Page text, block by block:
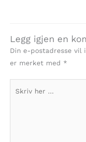
Legg igjen en
Din e-postadresse vil
er merket med *